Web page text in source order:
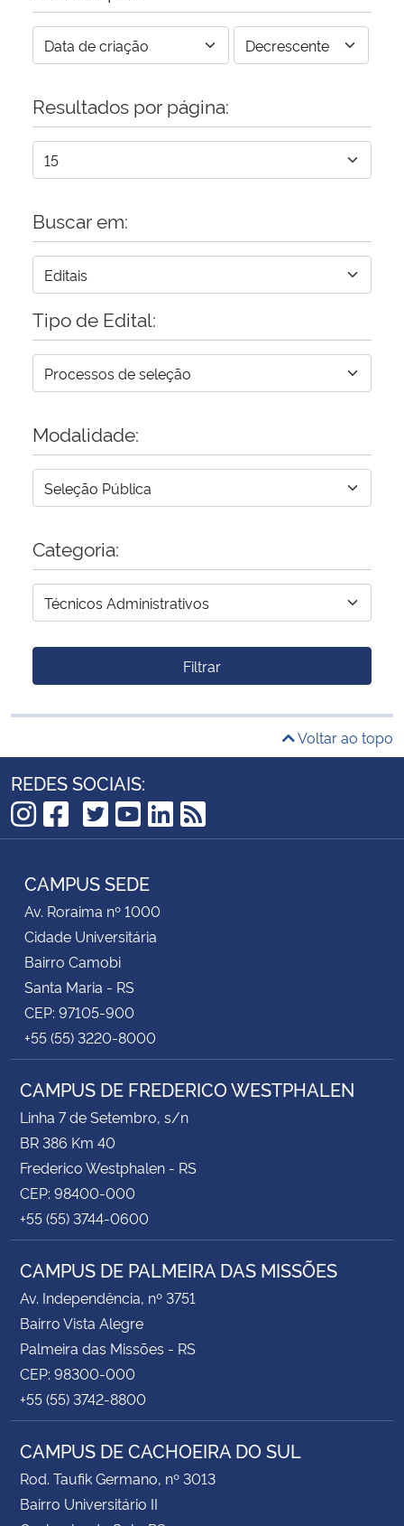
Resultados por página:
Buscar em:
Tipo de Edital:
Modalidade:
Categoria:
Filtrar
Voltar ao topo
REDES SOCIAIS:
Instagram
Facebook
TikTok
Twitter
YouTube
LinkedIn
RSS
CAMPUS SEDE
Av. Roraima nº 1000
Cidade Universitária
Bairro Camobi
Santa Maria - RS
CEP: 97105-900
+55 (55) 3220-8000
CAMPUS DE FREDERICO WESTPHALEN
Linha 7 de Setembro, s/n
BR 386 Km 40
Frederico Westphalen - RS
CEP: 98400-000
+55 (55) 3744-0600
CAMPUS DE PALMEIRA DAS MISSÕES
Av. Independência, nº 3751
Bairro Vista Alegre
Palmeira das Missões - RS
CEP: 98300-000
+55 (55) 3742-8800
CAMPUS DE CACHOEIRA DO SUL
Rod. Taufik Germano, nº 3013
Bairro Universitário II